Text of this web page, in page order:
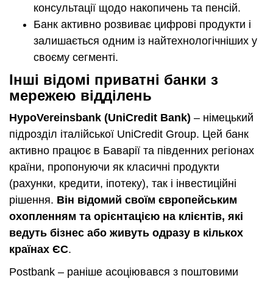
консультації щодо накопичень та пенсій.
Банк активно розвиває цифрові продукти і
залишається одним із найтехнологічніших у
своєму сегменті.
Інші відомі приватні банки з
мережею відділень
HypoVereinsbank (UniCredit Bank) – німецький
підрозділ італійської UniCredit Group. Цей банк
активно працює в Баварії та південних регіонах
країни, пропонуючи як класичні продукти
(рахунки, кредити, іпотеку), так і інвестиційні
рішення. Він відомий своїм європейським
охопленням та орієнтацією на клієнтів, які
ведуть бізнес або живуть одразу в кількох
країнах ЄС.
Postbank – раніше асоціювався з поштовими